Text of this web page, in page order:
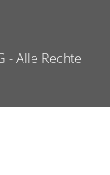
- Alle Rechte